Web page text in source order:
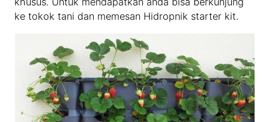
ke tokok tani dan memesan Hidropnik starter kit.